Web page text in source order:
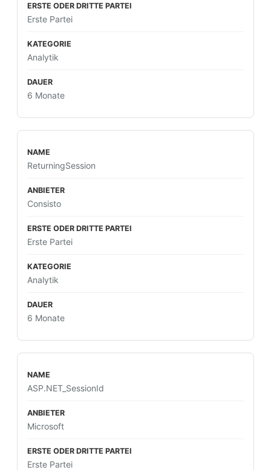
Erste Partei
Analytik
6 Monate
ReturningSession
Consisto
Erste Partei
Analytik
6 Monate
ASP.NET_SessionId
Microsoft
Erste Partei